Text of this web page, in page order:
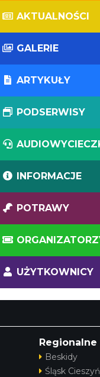
AKTUALNOŚCI
GALERIE
ARTYKUŁY
PODSERWISY
INFORMACJE
POTRAWY
UŻYTKOWNICY
Regionalne
Beskidy
Śląsk